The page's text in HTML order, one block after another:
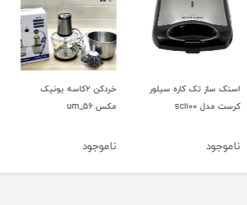
اسنک ساز تک کاره سیلور
کرست مدل sc۱۱۰۰
ناموجود
خردکن ۲کاسه یونیک
مکس um_56
ناموجود